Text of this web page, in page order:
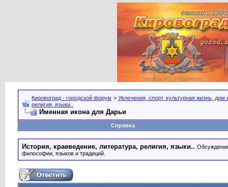
Кировоград - городской форум > Увлечения, спорт, культурная жизнь, дом
религия, языки..
Именная икона для Дарьи
Справка
История, краеведение, литература, религия, языки..
философии, языков и традиций.